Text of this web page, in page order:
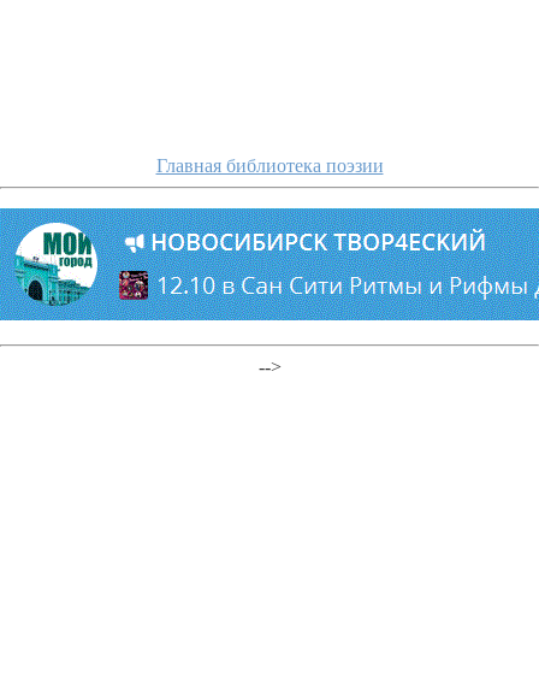
Главная библиотека поэзии
-->